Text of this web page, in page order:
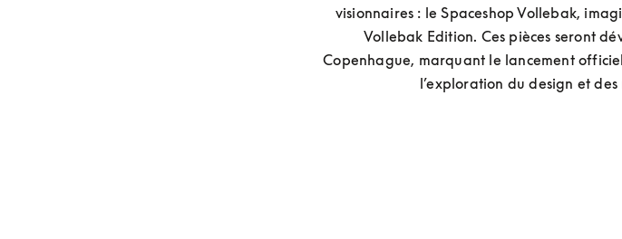
visionnaires : le Spaceshop Vollebak,
Vollebak Edition. Ces pièces seront
Copenhague, marquant le lancement
l’exploration du design et